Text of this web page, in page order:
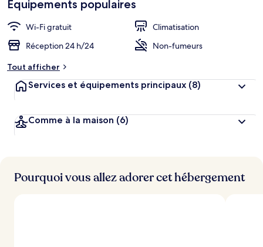
Équipements populaires
Wi-Fi gratuit
Climatisation
Réception 24 h/24
Non-fumeurs
Tout afficher
Services et équipements principaux (8)
Comme à la maison (6)
Pourquoi vous allez adorer cet hébergement